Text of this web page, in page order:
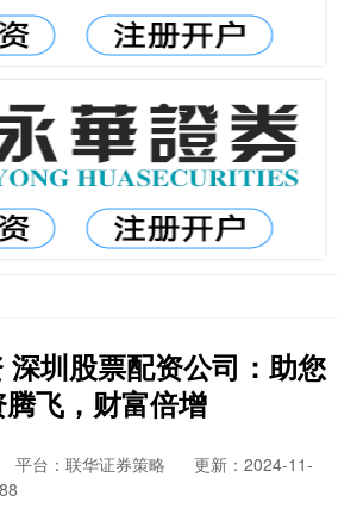
深圳股票配资公司：助您
飞，财富倍增
平台：联华证券策略
更新：2024-11-